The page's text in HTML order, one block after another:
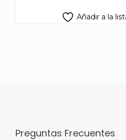
Añadir a la
Preguntas Frecuentes